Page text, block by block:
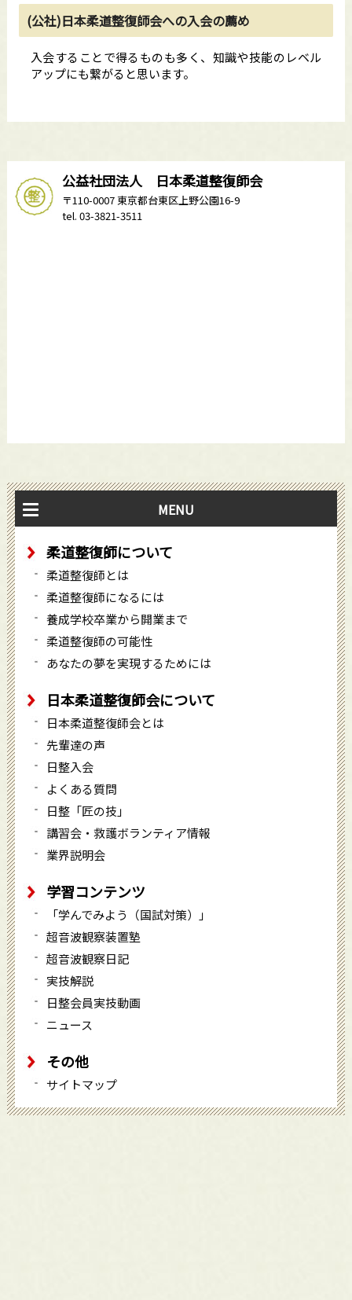
(公社)日本柔道整復師会への入会の薦め
入会することで得るものも多く、知識や技能のレベル
アップにも繋がると思います。
公益社団法人 日本柔道整復師会
〒110-0007 東京都台東区上野公園16-9
tel. 03-3821-3511
MENU
柔道整復師について
柔道整復師とは
柔道整復師になるには
養成学校卒業から開業まで
柔道整復師の可能性
あなたの夢を実現するためには
日本柔道整復師会について
日本柔道整復師会とは
先輩達の声
日整入会
よくある質問
日整「匠の技」
講習会・救護ボランティア情報
業界説明会
学習コンテンツ
「学んでみよう（国試対策）」
超音波観察装置塾
超音波観察日記
実技解説
日整会員実技動画
ニュース
その他
サイトマップ